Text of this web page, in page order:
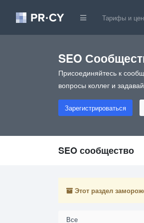
Тарифы и
SEO
Присоединяйтесь к
вопросы коллег и
Зарегистрироваться
SEO сообщество
Этот раздел
Все